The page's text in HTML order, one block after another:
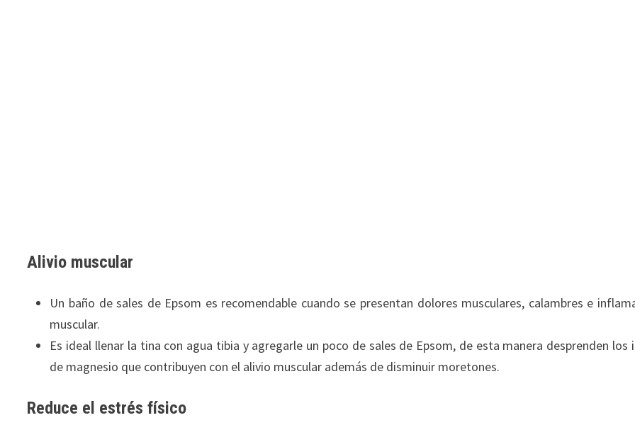
Alivio muscular
Un baño de sales de Epsom es recomendable cuando se presentan dolores musculares, calambres e
muscular.
Es ideal llenar la tina con agua tibia y agregarle un poco de sales de Epsom, de esta manera desprenden los
de magnesio que contribuyen con el alivio muscular además de disminuir moretones.
Reduce el estrés físico